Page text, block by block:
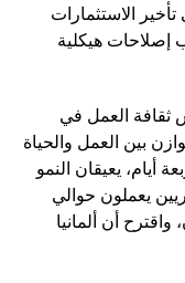
الاستثمارات
إصلاحات هيكلية
ثقافة العمل في
بين العمل والحياة
أيام، يعيقان النمو
يعملون حوالي
واقترح أن ألمانيا